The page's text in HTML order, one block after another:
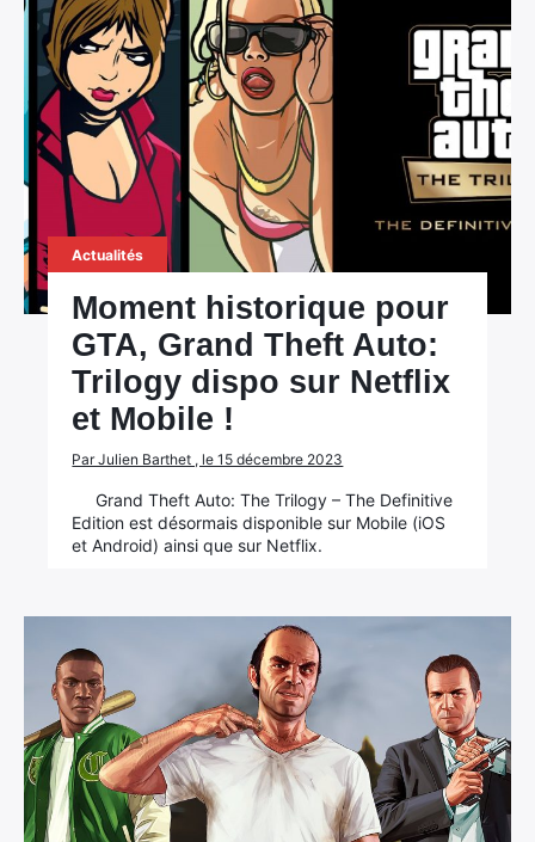
Actualités
Moment historique pour
GTA, Grand Theft Auto:
Trilogy dispo sur Netflix
et Mobile !
Par Julien Barthet , le 15 décembre 2023
Grand Theft Auto: The Trilogy – The Definitive
Edition est désormais disponible sur Mobile (iOS
et Android) ainsi que sur Netflix.